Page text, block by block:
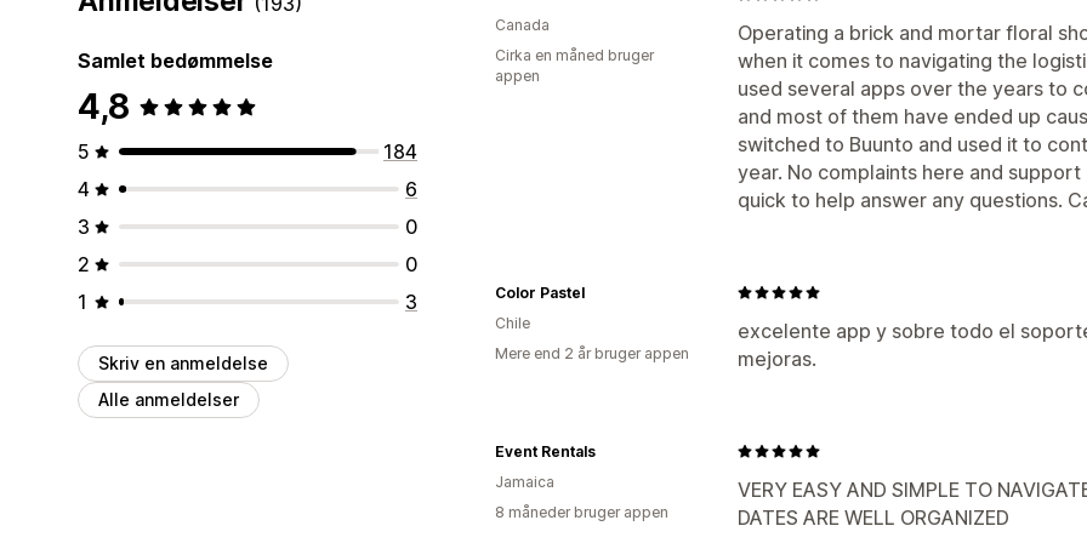
Samlet bedømmelse
4,8
5
184
4
6
3
0
2
0
1
3
Skriv en anmeldelse
Alle anmeldelser
Operating a brick and mortar floral
when it comes to navigating the
used several apps over the years to
and most of them have ended up
switched to Buunto and used it to
year. No complaints here and
quick to help answer any questions.
Canada
Cirka en måned bruger
appen
excelente app y sobre todo el
mejoras.
Color Pastel
Chile
Mere end 2 år bruger appen
VERY EASY AND SIMPLE TO
DATES ARE WELL ORGANIZED
Event Rentals
Jamaica
8 måneder bruger appen